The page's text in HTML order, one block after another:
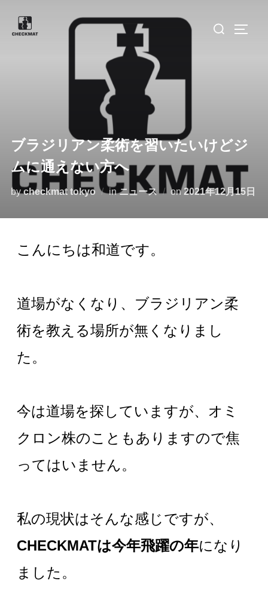
ブラジリアン柔術を習いたいけどジ
ムに通えない方へ
bycheckmat tokyo inニュース on2021年12月15日
こんにちは和道です。
道場がなくなり、ブラジリアン柔
術を教える場所が無くなりまし
た。
今は道場を探していますが、オミ
クロン株のこともありますので焦
ってはいません。
私の現状はそんな感じですが、
CHECKMATは今年飛躍の年になり
ました。